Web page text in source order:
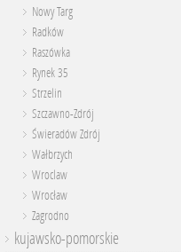
Nowy Targ
Radków
Raszówka
Rynek 35
Strzelin
Szczawno-Zdrój
Świeradów Zdrój
Wałbrzych
Wroclaw
Wrocław
Zagrodno
kujawsko-pomorskie